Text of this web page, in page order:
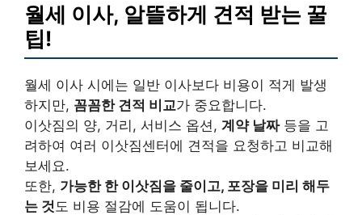
월세 이사, 알뜰하게 견적 받는 꿀
팁!
월세 이사 시에는 일반 이사보다 비용이 적게 발생
하지만, 꼼꼼한 견적 비교가 중요합니다.
이삿짐의 양, 거리, 서비스 옵션, 계약 날짜등을 고
려하여 여러 이삿짐센터에 견적을 요청하고 비교해
보세요.
또한, 가능한 한 이삿짐을 줄이고, 포장을 미리 해두
는 것 도 비용 절감에 도움이 됩니다.